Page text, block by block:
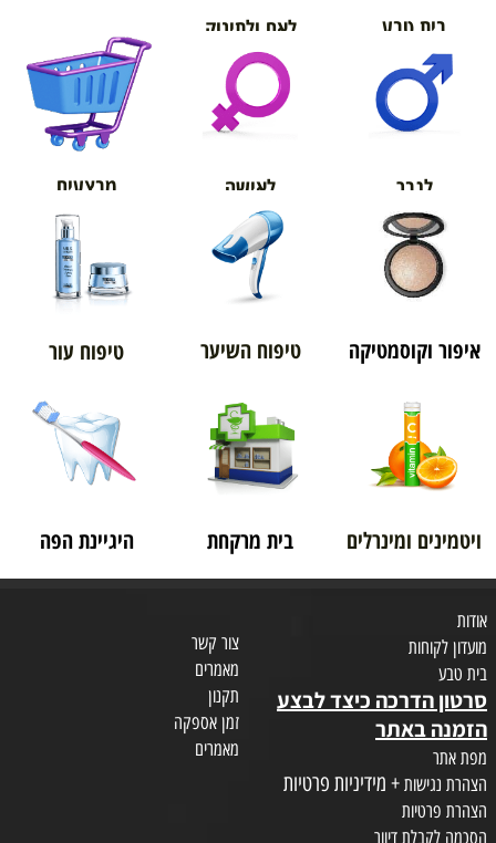
בית טבע לאם ולתינוק
אורטופדיה
לגבר לאישה מבצעים
איפור וקוסמטיקה טיפוח השיער טיפוח עור
ויטמינים ומינרלים בית מרקחת היגיינת הפה
אודות
מועדון לקוחות
בית טבע
סרטון הדרכה כיצד לבצע
הזמנה באתר
מפת אתר
הצהרת נגישות + מידיניות פרטיות
הצהרת פרטיות
הסכמה לקבלת דיוור
צור קשר
מאמרים
תקנון
זמן אספקה
מאמרים